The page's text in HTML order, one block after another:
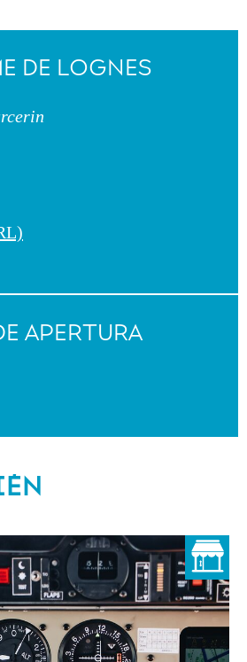
DE LOGNES
APERTURA